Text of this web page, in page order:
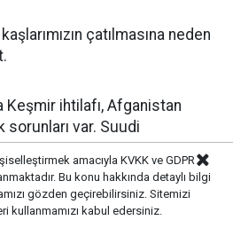
çatılmasına neden
Keşmir ihtilafı, Afganistan
sorunları var. Suudi
ilişkileri, Yemen kaynaklı
karşılaşabileceği başka
amacıyla KVKK ve GDPR
Bu konu hakkında detaylı bilgi
gözden geçirebilirsiniz. Sitemizi
kullanmamızı kabul edersiniz.